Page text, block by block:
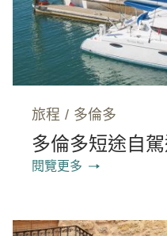
旅程 / 多倫多
多倫多短途自
閱覽更多